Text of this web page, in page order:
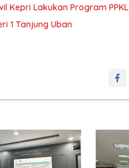
Kepri Lakukan Program PPKL
1 Tanjung Uban